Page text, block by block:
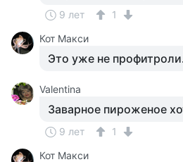
9 лет
1
Кот Макси
Это уже не
Valentina
Заварное пироженое
9 лет
1
Кот Макси